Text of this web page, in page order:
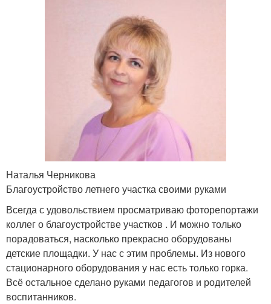
Наталья Черникова
Благоустройство летнего участка своими руками
Всегда с удовольствием просматриваю фоторепортажи
коллег о благоустройстве участков . И можно только
порадоваться, насколько прекрасно оборудованы
детские площадки. У нас с этим проблемы. Из нового
стационарного оборудования у нас есть только горка.
Всё остальное сделано руками педагогов и родителей
воспитанников.